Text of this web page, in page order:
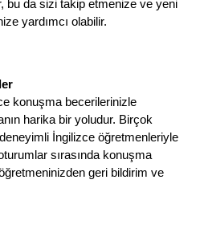
bu da sizi takip etmenize ve yeni
yardımcı olabilir.
konuşma becerilerinizle
harika bir yoludur. Birçok
İngilizce öğretmenleriyle
sırasında konuşma
geri bildirim ve